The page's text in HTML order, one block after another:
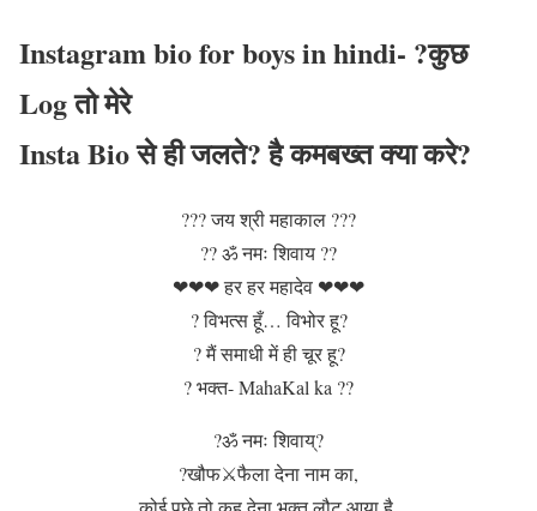
Instagram bio for boys in hindi- ?कुछ
Log तो मेरे
Insta Bio से ही जलते? है कमबख्त क्या करे?
??? जय श्री महाकाल ???
?? ॐ नमः शिवाय ??
❤❤❤ हर हर महादेव ❤❤❤
? विभत्स हूँ… विभोर हू?
? मैं समाधी में ही चूर हू?
? भक्त- MahaKal ka ??
?ॐ नमः शिवाय्?
?खौफ⚔फैला देना नाम का,